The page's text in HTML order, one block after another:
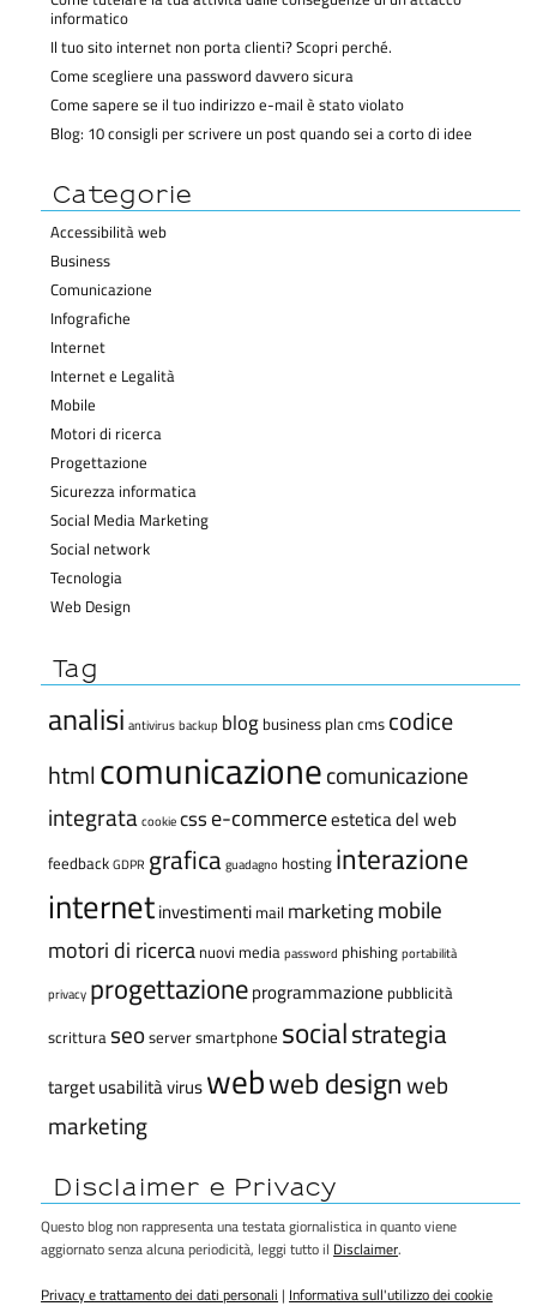
informatico
Il tuo sito internet non porta clienti? Scopri perché.
Come scegliere una password davvero sicura
Come sapere se il tuo indirizzo e-mail è stato violato
Blog: 10 consigli per scrivere un post quando sei a corto di idee
Categorie
Accessibilità web
Business
Comunicazione
Infografiche
Internet
Internet e Legalità
Mobile
Motori di ricerca
Progettazione
Sicurezza informatica
Social Media Marketing
Social network
Tecnologia
Web Design
Tag
analisi antivirusbackup blogbusiness plancmscodice
htmlcomunicazionecomunicazione
integratacookiecsse-commerceestetica del web
feedbackGDPR graficaguadagno hostinginterazione
internetinvestimentimail marketingmobile
motori di ricercanuovi mediapassword phishingportabilità
privacy progettazioneprogrammazione pubblicità
scritturaseoserversmartphone socialstrategia
targetusabilitàviruswebweb designweb
marketing
Disclaimer e Privacy
Questo blog non rappresenta una testata giornalistica in quanto viene
aggiornato senza alcuna periodicità, leggi tutto ilDisclaimer.
Privacy e trattamento dei dati personali|Informativa sull'utilizzo dei cookie